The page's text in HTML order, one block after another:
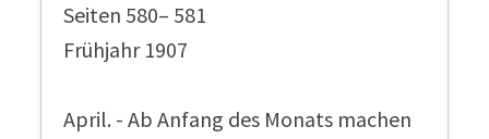
Seiten 580– 581
Frühjahr 1907
April. - Ab Anfang des Monats machen